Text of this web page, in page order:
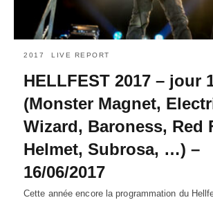
2017 LIVE REPORT
HELLFEST 2017 – jour
(Monster Magnet,
Wizard, Baroness, Red
Helmet, Subrosa, …) –
16/06/2017
Cette année encore la programmation du